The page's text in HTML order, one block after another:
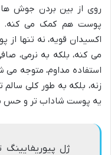
روی از بین بردن جوش ها
اکسیدان قویه، نه تنها از
می کنه، بلکه به نرمی،
استفاده مداوم، متوجه
زنه، بلکه به طور کلی
یه پوست شاداب تر و حس
ژل پیوریفایینگ